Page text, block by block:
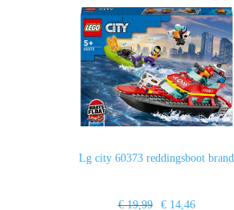
Lg city 60373 reddingsboot brand
€ 19,99 € 14,46